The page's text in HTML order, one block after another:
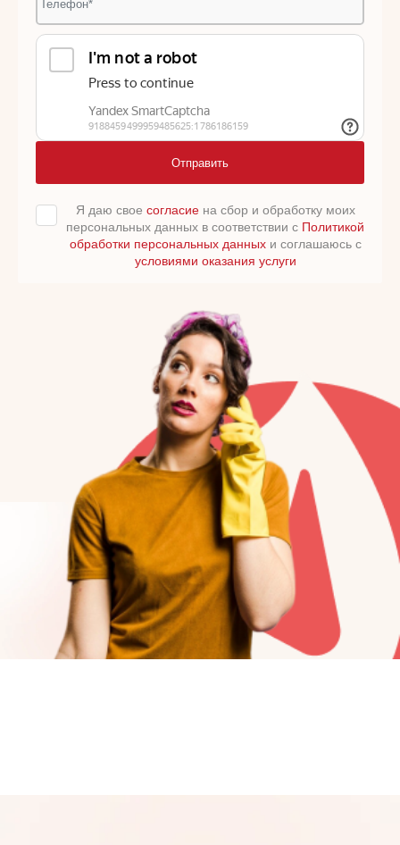
Отправить
Я даю свое согласиена сбор и обработку моих
персональных данных в соответствии с Политикой
обработки персональных данныхи соглашаюсь с
условиями оказания услуги